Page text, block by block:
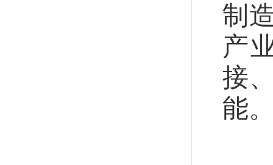
制
产
接
能